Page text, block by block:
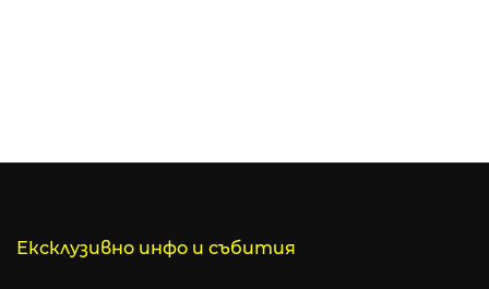
Ексклузивно инфо и събития